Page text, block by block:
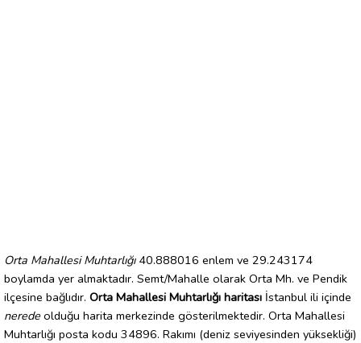
Orta Mahallesi Muhtarlığı40.888016 enlem ve 29.243174
boylamda yer almaktadır. Semt/Mahalle olarak Orta Mh. ve Pendik
ilçesine bağlıdır. Orta Mahallesi Muhtarlığı haritası İstanbul ili içinde
nerede olduğu harita merkezinde gösterilmektedir. Orta Mahallesi
Muhtarlığı posta kodu 34896. Rakımı (deniz seviyesinden yüksekliği)